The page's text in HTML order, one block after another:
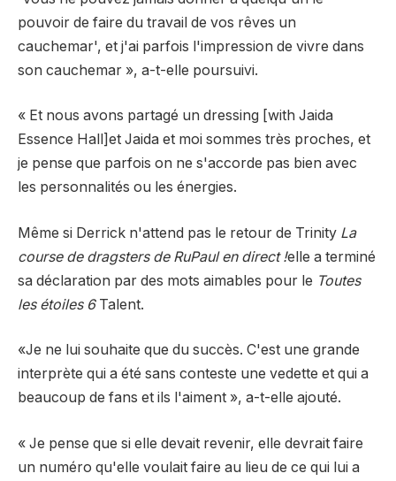
pouvoir de faire du travail de vos rêves un
cauchemar', et j'ai parfois l'impression de vivre dans
son cauchemar », a-t-elle poursuivi.
« Et nous avons partagé un dressing [with Jaida
Essence Hall]et Jaida et moi sommes très proches, et
je pense que parfois on ne s'accorde pas bien avec
les personnalités ou les énergies.
Même si Derrick n'attend pas le retour de Trinity La
course de dragsters de RuPaul en direct !elle a terminé
sa déclaration par des mots aimables pour le Toutes
les étoiles 6Talent.
«Je ne lui souhaite que du succès. C'est une grande
interprète qui a été sans conteste une vedette et qui a
beaucoup de fans et ils l'aiment », a-t-elle ajouté.
« Je pense que si elle devait revenir, elle devrait faire
un numéro qu'elle voulait faire au lieu de ce qui lui a